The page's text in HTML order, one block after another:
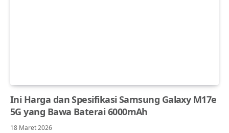
Ini Harga dan Spesifikasi Samsung Galaxy M17e
5G yang Bawa Baterai 6000mAh
18 Maret 2026